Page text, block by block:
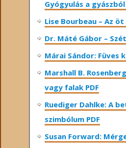
Gyógyulás a gyászból
Lise Bourbeau – Az öt
Dr. Máté Gábor –
Márai Sándor: Füves
Marshall B.
vagy falak PDF
Ruediger Dahlke: A
szimbólum PDF
Susan Forward: